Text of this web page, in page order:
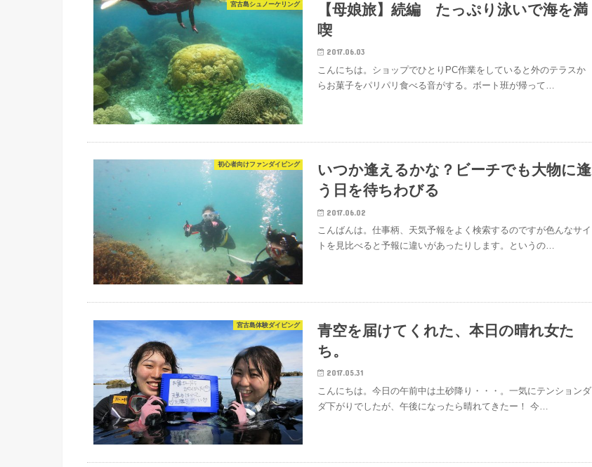
宮古島シュノーケリング
【母娘旅】続編 たっぷり泳いで海を満
喫
2017.06.03
こんにちは。ショップでひとりPC作業をしていると外のテラスか
らお菓子をパリパリ食べる音がする。ボート班が帰って…
初心者向けファンダイビング
いつか逢えるかな？ビーチでも大物に逢
う日を待ちわびる
2017.06.02
こんばんは。仕事柄、天気予報をよく検索するのですが色んなサイ
トを見比べると予報に違いがあったりします。というの…
宮古島体験ダイビング
青空を届けてくれた、本日の晴れ女た
ち。
2017.05.31
こんにちは。今日の午前中は土砂降り・・・。一気にテンションダ
ダ下がりでしたが、午後になったら晴れてきたー！ 今…